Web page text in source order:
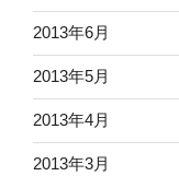
2013年6月
2013年5月
2013年4月
2013年3月